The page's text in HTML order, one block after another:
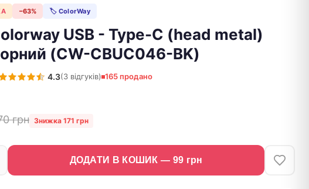
−63% 🏷 ColorWay
USB - Type-C (head metal)
(CW-CBUC046-BK)
4.3(3 відгуків) 165 продано
грн Знижка 171 грн
ДОДАТИ В КОШИК — 99 грн